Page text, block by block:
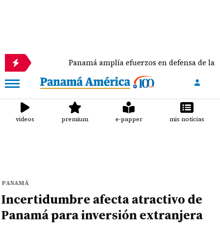
Panamá amplía efuerzos en defensa de las tortugas
videos premium e-papper mis noticias
PANAMÁ
Incertidumbre afecta atractivo de
Panamá para inversión extranjera